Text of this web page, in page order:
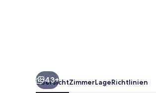
43+
ÜbersichtZimmerLageRichtlinien